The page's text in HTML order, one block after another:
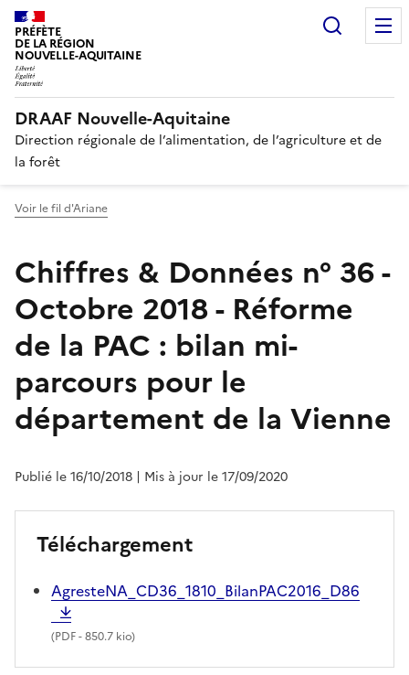
PRÉFÈTE
DE LA RÉGION
NOUVELLE-AQUITAINE
DRAAF Nouvelle-Aquitaine
Direction régionale de l’alimentation, de l’agriculture et de
la forêt
Voir le fil d'Ariane
Chiffres & Données n° 36 -
Octobre 2018 - Réforme
de la PAC : bilan mi-
parcours pour le
département de la Vienne
Publié le 16/10/2018 | Mis à jour le 17/09/2020
Téléchargement
AgresteNA_CD36_1810_BilanPAC2016_D86
(PDF- 850.7 kio)